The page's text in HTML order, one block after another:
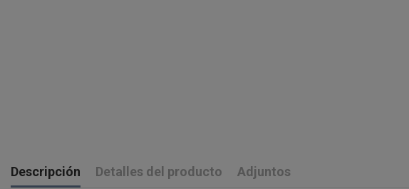
Descripción Detalles del producto Adjuntos